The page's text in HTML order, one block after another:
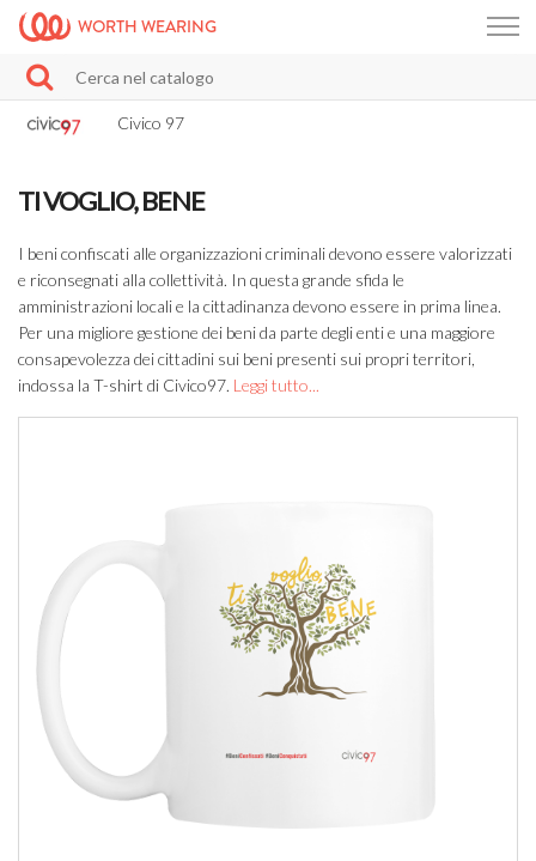
WORTH WEARING
Civico 97
TI VOGLIO, BENE
I beni confiscati alle organizzazioni criminali devono essere valorizzati
e riconsegnati alla collettività. In questa grande sfida le
amministrazioni locali e la cittadinanza devono essere in prima linea.
Per una migliore gestione dei beni da parte degli enti e una maggiore
consapevolezza dei cittadini sui beni presenti sui propri territori,
indossa la T-shirt di Civico97. Leggi tutto...